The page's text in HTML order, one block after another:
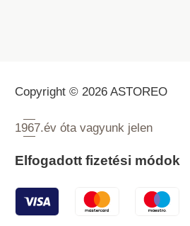
Copyright © 2026 ASTOREO
1967.év óta vagyunk jelen
Elfogadott fizetési módok